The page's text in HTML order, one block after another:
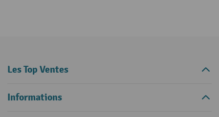
Les Top Ventes
Informations